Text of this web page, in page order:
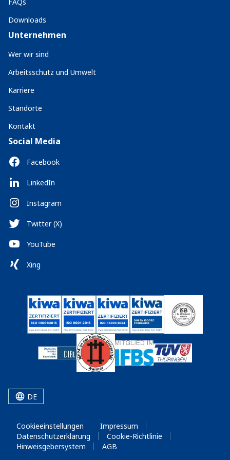
Downloads
Unternehmen
Wer wir sind
Arbeitsschutz und Umwelt
Karriere
Standorte
Kontakt
Social Media
Facebook
LinkedIn
Instagram
Twitter (X)
YouTube
Xing
DE
Cookieeinstellungen
Impressum
Datenschutzerklärung
Cookie-Richtlinie
Hinweisgebersystem
AGB